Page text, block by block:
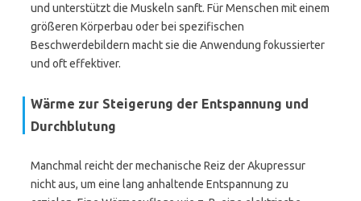
und unterstützt die Muskeln sanft. Für Menschen mit einem
größeren Körperbau oder bei spezifischen
Beschwerdebildern macht sie die Anwendung fokussierter
und oft effektiver.
Wärme zur Steigerung der Entspannung und
Durchblutung
Manchmal reicht der mechanische Reiz der Akupressur
nicht aus, um eine lang anhaltende Entspannung zu